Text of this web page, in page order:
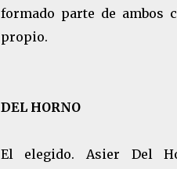
formado parte de ambos
propio.
DEL HORNO
El elegido. Asier Del